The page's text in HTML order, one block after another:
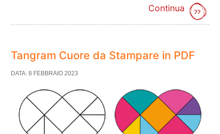
Continua
Tangram Cuore da Stampare in PDF
DATA: 8 FEBBRAIO 2023